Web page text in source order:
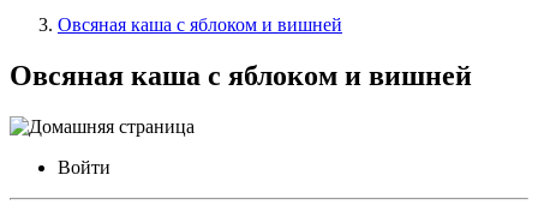
Овсяная каша с яблоком и вишней
Овсяная каша с яблоком и вишней
Войти